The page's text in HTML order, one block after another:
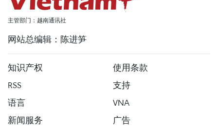
主管部门：越南通讯社
网站总编辑：陈进笋
知识产权
使用条款
RSS
支持
语言
VNA
新闻服务
广告